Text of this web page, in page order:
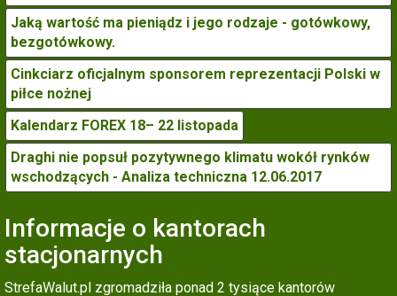
Jaką wartość ma pieniądz i jego rodzaje - gotówkowy,
bezgotówkowy.
Cinkciarz oficjalnym sponsorem reprezentacji Polski w
piłce nożnej
Kalendarz FOREX 18– 22 listopada
Draghi nie popsuł pozytywnego klimatu wokół rynków
wschodzących - Analiza techniczna 12.06.2017
Informacje o kantorach
stacjonarnych
StrefaWalut.pl zgromadziła ponad 2 tysiące kantorów